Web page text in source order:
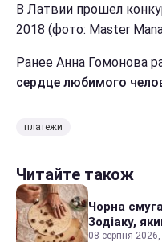
В Латвии прошел
2018 (фото: Master
Ранее Анна Гомонова
сердце любимого
платежи
Читайте також
Чорна
Зодіаку,
08 серпня